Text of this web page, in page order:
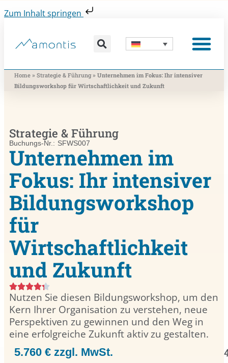
Zum Inhalt springen
Home » Strategie & Führung» Unternehmen im Fokus: Ihr intensiver
Bildungsworkshop für Wirtschaftlichkeit und Zukunft
Strategie & Führung
Buchungs-Nr.: SFWS007
Unternehmen im
Fokus: Ihr intensiver
Bildungsworkshop
für
Wirtschaftlichkeit
und Zukunft
Nutzen Sie diesen Bildungsworkshop, um den
Kern Ihrer Organisation zu verstehen, neue
Perspektiven zu gewinnen und den Weg in
eine erfolgreiche Zukunft aktiv zu gestalten.
5.760 € zzgl. MwSt.